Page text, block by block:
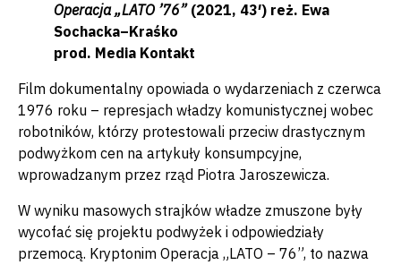
Operacja„LATO ’76”(2021, 43′) reż. Ewa
Sochacka–Kraśko
prod. Media Kontakt
Film dokumentalny opowiada o wydarzeniach z czerwca
1976 roku – represjach władzy komunistycznej wobec
robotników, którzy protestowali przeciw drastycznym
podwyżkom cen na artykuły konsumpcyjne,
wprowadzanym przez rząd Piotra Jaroszewicza.
W wyniku masowych strajków władze zmuszone były
wycofać się projektu podwyżek i odpowiedziały
przemocą. Kryptonim Operacja „LATO – 76”, to nazwa